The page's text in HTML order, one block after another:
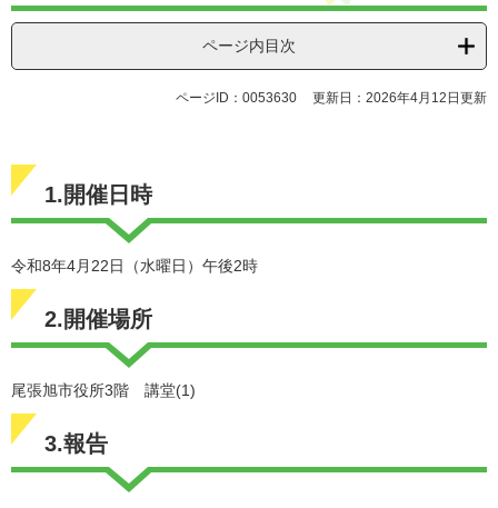
ページ内目次
ページID：0053630 更新日：2026年4月12日更新
1.開催日時
令和8年4月22日（水曜日）午後2時
2.開催場所
尾張旭市役所3階 講堂(1)
3.報告